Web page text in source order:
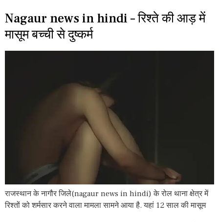
Nagaur news in hindi – रिश्ते की आड़ में
मासूम बच्ची से दुष्कर्म
राजस्थान के नागौर जिले(nagaur news in hindi) के रोल थाना क्षेत्र में
रिश्तों को शर्मसार करने वाला मामला सामने आया है. यहां 12 साल की मासूम